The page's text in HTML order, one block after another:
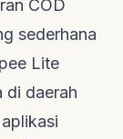
COD
sederhana
Lite
di daerah